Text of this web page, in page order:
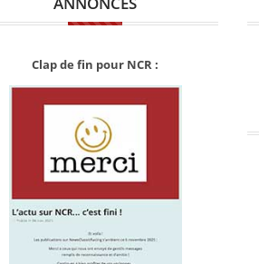
Clap de fin pour NCR :